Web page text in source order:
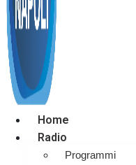
Home
Radio
Programmi